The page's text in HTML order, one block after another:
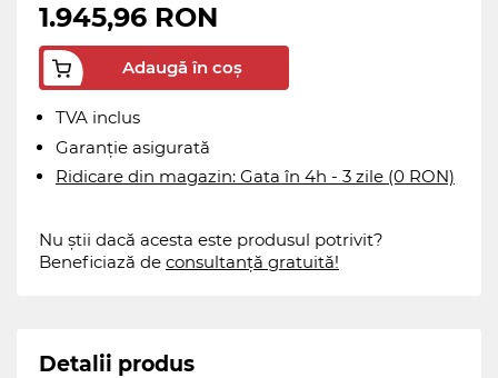
1.945,96 RON
Adaugă în coș
TVA inclus
Garanție asigurată
Ridicare din magazin: Gata în 4h - 3 zile (0 RON)
Nu știi dacă acesta este produsul potrivit?
Beneficiază de consultanță gratuită!
Detalii produs